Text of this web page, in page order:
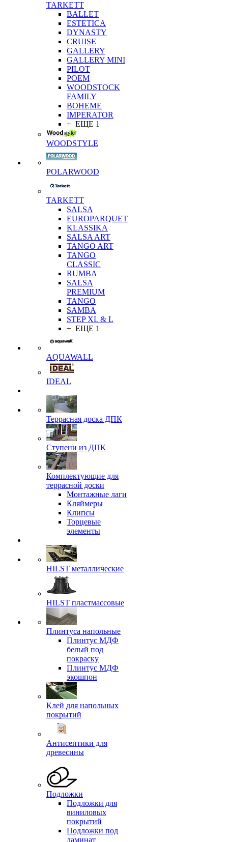
TARKETT
BALLET
ESTETICA
DYNASTY
CRUISE
GALLERY
GALLERY MINI
PILOT
POEM
WOODSTOCK
FAMILY
BOHEME
IMPERATOR
+ ЕЩЕ 1
WOODSTYLE
POLARWOOD
TARKETT
SALSA
EUROPARQUET
KLASSIKA
SALSA ART
TANGO ART
TANGO
CLASSIC
RUMBA
SALSA
PREMIUM
TANGO
SAMBA
STEP XL & L
+ ЕЩЕ 1
AQUAWALL
IDEAL
Террасная доска ДПК
Ступени из ДПК
Комплектующие для
террасной доски
Монтажные лаги
Кляймеры
Клипсы
Торцевые
элементы
HILST металлические
HILST пластмассовые
Плинтуса напольные
Плинтус МДФ
белый под
покраску
Плинтус МДФ
экошпон
Клей для напольных
покрытий
Антисептики для
древесины
Подложки
Подложки для
виниловых
покрытий
Подложки под
ламинат